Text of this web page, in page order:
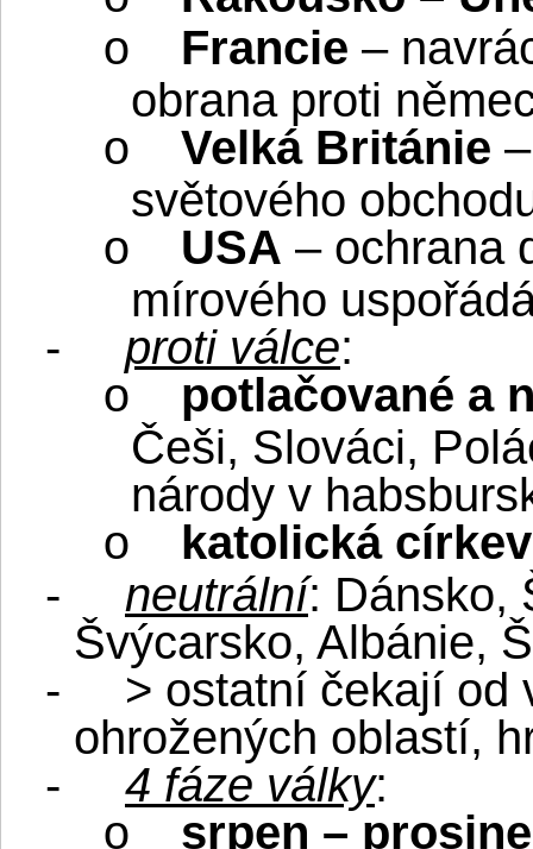
o Francie –
obrana proti
o Velká Británie
světového
o USA – ochrana
mírového
-
proti válce:
o
potlačované a
Češi, Slováci,
národy v
o katolická církev
-
neutrální: Dánsko,
Švýcarsko, Albánie,
-
> ostatní čekají od
ohrožených oblastí,
-
4 fáze války:
o srpen –